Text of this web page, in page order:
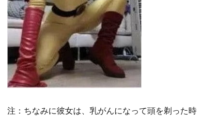
注：ちなみに彼女は、乳がんになって頭を剃った時